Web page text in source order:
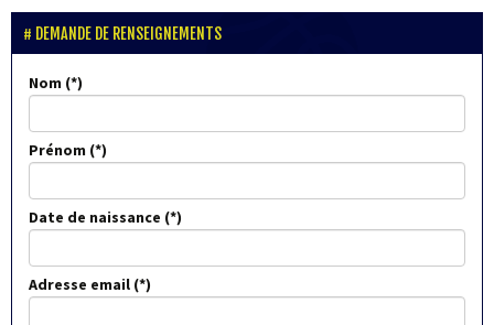
DEMANDE DE RENSEIGNEMENTS
Nom
Prénom
Date de naissance
Adresse email